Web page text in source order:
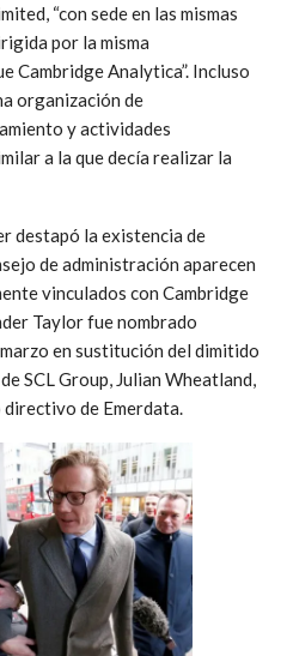
“con sede en las mismas
por la misma
Cambridge Analytica”. Incluso
organización de
y actividades
a la que decía realizar la
destapó la existencia de
de administración aparecen
vinculados con Cambridge
Taylor fue nombrado
en sustitución del dimitido
SCL Group, Julian Wheatland,
de Emerdata.